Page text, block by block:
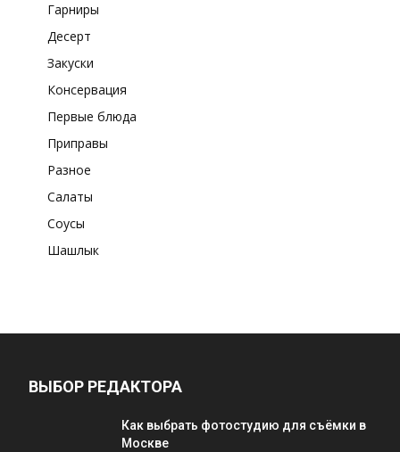
Гарниры
Десерт
Закуски
Консервация
Первые блюда
Приправы
Разное
Салаты
Соусы
Шашлык
ВЫБОР РЕДАКТОРА
Как выбрать фотостудию для съёмки в
Москве